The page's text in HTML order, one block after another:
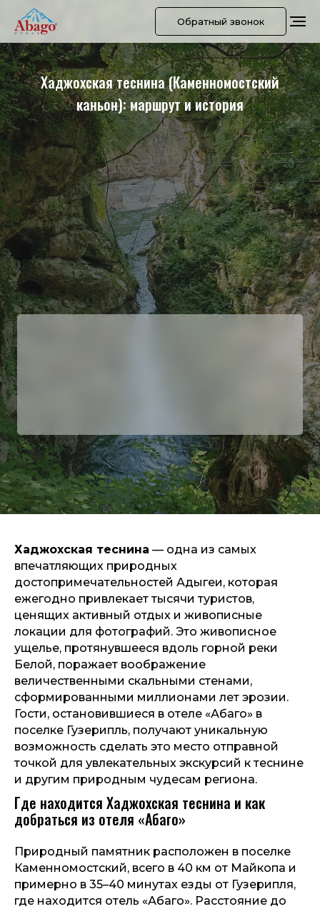
Обратный звонок
Хаджохская теснина (Каменномостский
каньон): маршрут и история
Хаджохская теснина — одна из самых
впечатляющих природных
достопримечательностей Адыгеи, которая
ежегодно привлекает тысячи туристов,
ценящих активный отдых и живописные
локации для фотографий. Это живописное
ущелье, протянувшееся вдоль горной реки
Белой, поражает воображение
величественными скальными стенами,
сформированными миллионами лет эрозии.
Гости, остановившиеся в отеле «Абаго» в
поселке Гузерипль, получают уникальную
возможность сделать это место отправной
точкой для увлекательных экскурсий к теснине
и другим природным чудесам региона.
Где находится Хаджохская теснина и как
добраться из отеля «Абаго»
Природный памятник расположен в поселке
Каменномостский, всего в 40 км от Майкопа и
примерно в 35–40 минутах езды от Гузерипля,
где находится отель «Абаго». Расстояние до